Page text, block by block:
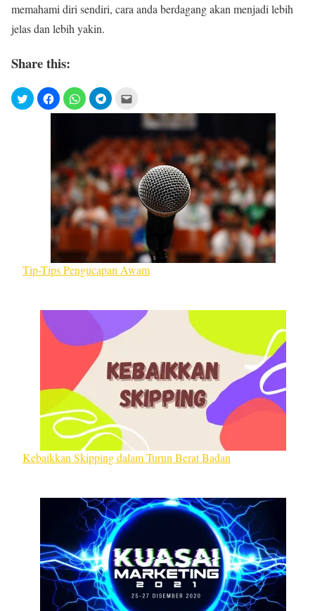
memahami diri sendiri, cara anda berdagang akan menjadi lebih
jelas dan lebih yakin.
Share this:
Tip-Tips Pengucapan Awam
Kebaikkan Skipping dalam Turun Berat Badan